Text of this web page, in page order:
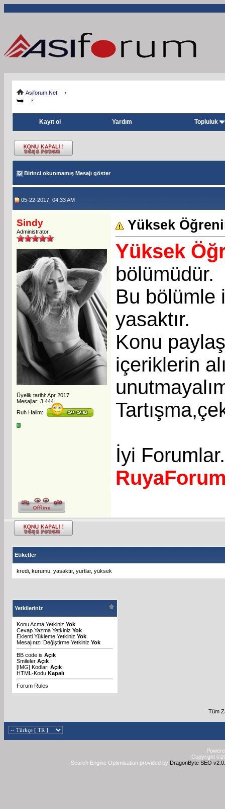
Asiforum.Net
Kayıt ol Yardım Topluluk
Birinci okunmamış Mesajı göster
05-22-2017, 04:33 AM
Sindy
Administrator
Üyelik tarihi: Apr 2017
Mesajlar: 3.444
Ruh Halim:
Yüksek
Yüksek
bölümüdür.
Bu bölümle
yasaktır.
Konu
içeriklerin
İyi Forumlar.
Etiketler
kredi kurumu yasaktır, yurtlar, yüksek
Yetkileriniz
Konu Acma Yetkiniz Yok
Cevap Yazma Yetkiniz Yok
Eklenti Yükleme Yetkiniz Yok
Mesajınızı Değiştirme Yetkiniz Yok
BB code is Açık
Smileler Açık
[IMG] Kodları Açık
HTML-Kodu Kapalı
Forum Rules
Tüm
Copyright
Search Engine Optimisation provided by DragonByte SEO